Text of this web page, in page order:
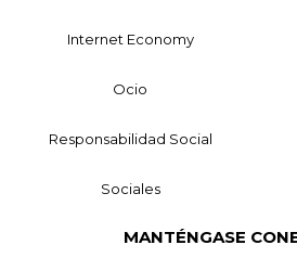
Internet Economy
Ocio
Responsabilidad Social
Sociales
MANTÉNGASE